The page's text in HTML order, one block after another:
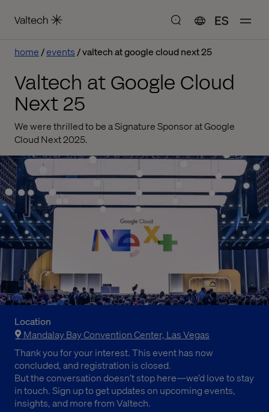
ES
home events valtech at google cloud next 25
Valtech at Google Cloud
Next 25
We were thrilled to be a Signature Sponsor at Google
Cloud Next 2025.
Location
Mandalay Bay Convention Center, Las Vegas
Thank you for your interest. This event has now
concluded, and registration is closed.
But the conversation doesn’t stop here—we’d love to stay
in touch. Sign up to get updates on upcoming events,
insights, and more from Valtech.